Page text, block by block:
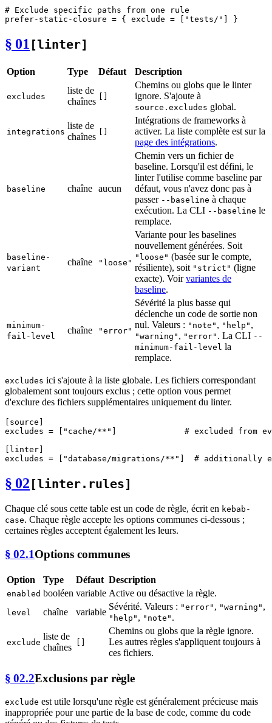
# Exclude specific paths from one rule
prefer-static-closure = { exclude = [ "tests/"
§ 01 [linter]
Option Type Défaut Description
excludes
liste de
chaînes []
Chemins ou globs que le linter
ignore. S'ajoute à
source.excludes global.
integrations
liste de
chaînes []
Intégrations de frameworks à
activer. La liste complète est sur la
page des intégrations.
baseline chaîne aucun
Chemin vers un fichier de
baseline. Lorsqu'il est défini, le
linter l'utilise comme baseline par
défaut, vous n'avez donc pas à
passer --baseline à chaque
exécution. La CLI --baseline le
remplace.
baseline-
variant
chaîne "loose"
Variante pour les baselines
nouvellement générées. Soit
"loose" (basée sur le compte,
résiliente), soit "strict" (ligne
exacte). Voirvariantes de
baseline.
minimum-
fail-level
chaîne "error"
Sévérité la plus basse qui
déclenche un code de sortie non
nul. Valeurs : "note" , "help" ,
"warning" , "error" . La CLI --
minimum-fail-level la
remplace.
excludes ici s'ajoute à la liste globale. Les fichiers correspondant
globalement sont toujours exclus ; cette option vous permet
d'exclure des fichiers supplémentaires uniquement du linter.
[source]
excludes = [ "cache/**" ] # excluded from
[linter]
excludes = [ "database/migrations/**" ] # additionally
§ 02 [linter.rules]
Chaque clé sous cette table est un code de règle, écrit en kebab-
case. Chaque règle accepte les options communes ci-dessous ;
certaines règles acceptent également les leurs.
§ 02.1Options communes
Option Type Défaut Description
enabled booléen variable Active ou désactive la règle.
level chaîne variable
Sévérité. Valeurs : "error" , "warning" ,
"help" , "note" .
exclude
liste de
chaînes
Chemins ou globs que la règle ignore.
Les autres règles s'appliquent toujours à
ces fichiers.
§ 02.2Exclusions par règle
exclude est utile lorsqu'une règle est généralement précieuse mais
inappropriée pour une partie de la base de code, comme du code